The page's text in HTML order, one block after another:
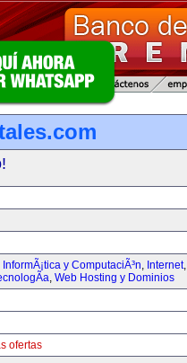
InformÃ¡tica y ComputaciÃ³n, Internet,
, Web Hosting y Dominios
ofertas